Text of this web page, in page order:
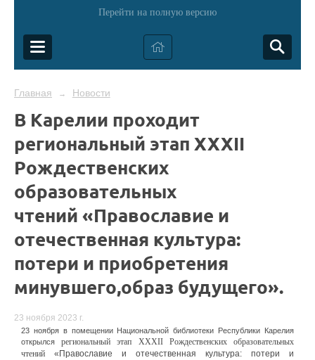
Перейти на полную версию
Главная → Новости
В Карелии проходит
региональный этап XXXII
Рождественских
образовательных
чтений «Православие и
отечественная культура:
потери и приобретения
минувшего,образ будущего».
23 ноября 2023 г.
23 ноября в помещении Национальной библиотеки Республики Карелия
открылся
региональный
этап XXXII Рождественских образовательных
чтений
«Православие и отечественная культура: потери и